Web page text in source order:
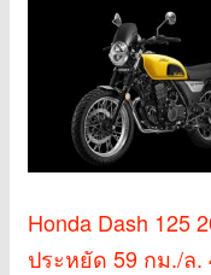
Honda Dash 125
ประหยัด 59 กม./ล.